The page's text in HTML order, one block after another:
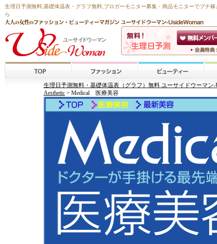
生理日予測無料 基礎体温表・グラフ無料 ,ブロガーモニター募集・商品モニターでプチ稼
ら
生理日予測無料・基礎体温表（グラフ）無料 ユーサイドウーマン-
Aesthetic > Medical 医療美容